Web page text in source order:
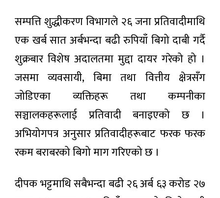
सम्पत्ति शुद्धीकरण विभागले २६ जना प्रतिवादीमाथि
एक खर्ब सात अर्बभन्दा बढी रुपियाँ बिगो दाबी गर्दै
शुक्रबार विशेष अदालतमा मुद्दा दायर गरेको हो ।
जसमा व्यवसायी, बिमा तथा वित्तीय क्षेत्रसँग
जोडिएका व्यक्तिहरू तथा कम्पनीका
सञ्चालकहरूलाई प्रतिवादी बनाइएको छ ।
अभियोगपत्र अनुसार प्रतिवादीहरूबाट फरक फरक
रकम बराबरको बिगो माग गरिएको छ ।
दीपक भट्टमाथि सबैभन्दा बढी २६ अर्ब ६३ करोड २७